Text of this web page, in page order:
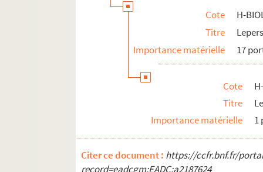
Cote
H-
Titre
Importance matérielle
17
Cote
Titre
Importance matérielle
1
Citer ce document : https://ccfr.bnf.fr/
record=eadcgm:EADC:a2187624